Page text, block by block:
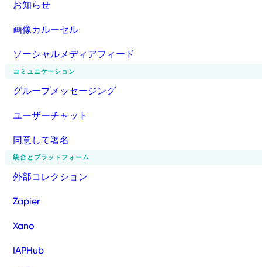
お知らせ
画像カルーセル
ソーシャルメディアフィード
コミュニケーション
グループメッセージング
ユーザーチャット
同意して署名
統合とプラットフォーム
外部コレクション
Zapier
Xano
IAPHub